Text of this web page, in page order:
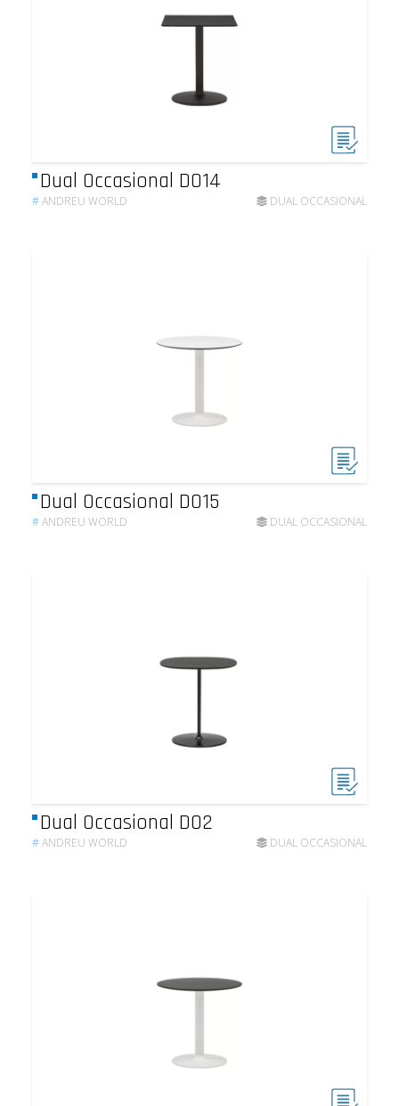
Dual Occasional DO14
#ANDREU WORLD DUAL OCCASIONAL
Dual Occasional DO15
#ANDREU WORLD DUAL OCCASIONAL
Dual Occasional DO2
#ANDREU WORLD DUAL OCCASIONAL